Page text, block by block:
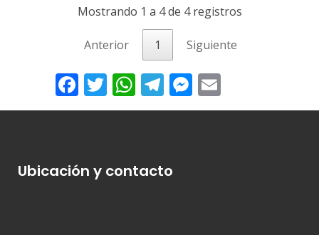
Mostrando 1 a 4 de 4 registros
Anterior 1 Siguiente
Facebook
Twitter
WhatsApp
Telegram
Messenger
Ubicación y contacto